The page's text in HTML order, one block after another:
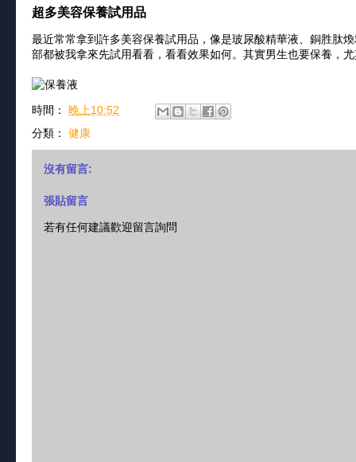
超多美容保養試用品
最近常常拿到許多美容保養試用品，像是玻尿酸精華液、銅胜肽
部都被我拿來先試用看看，看看效果如何。其實男生也要保養，
時間： 晚上10:52
分類： 健康
沒有留言:
張貼留言
若有任何建議歡迎留言詢問